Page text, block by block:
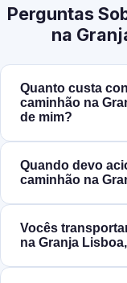
Perguntas
na
Quanto custa
caminhão na
de mim?
Quando devo
caminhão na
Vocês
na Granja